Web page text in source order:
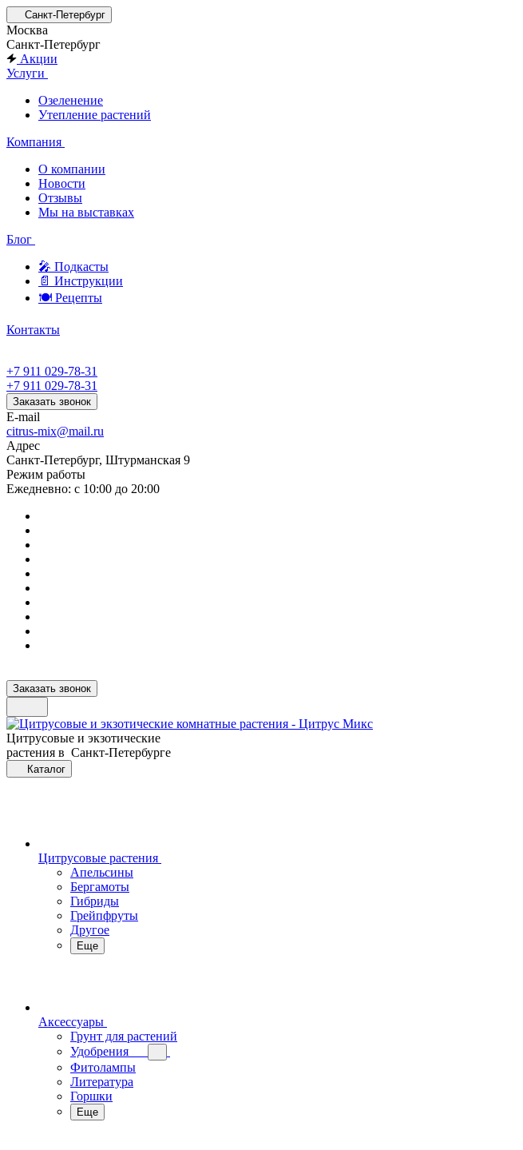
Санкт-Петербург
Москва
Санкт-Петербург
Акции
Услуги
Озеленение
Утепление растений
Компания
О компании
Новости
Отзывы
Мы на выставках
Блог
🎤︎︎ Подкасты
📄 Инструкции
🍽 Рецепты
Контакты
+7 911 029-78-31
+7 911 029-78-31
Заказать звонок
E-mail
citrus-mix@mail.ru
Адрес
Санкт-Петербург, Штурманская 9
Режим работы
Ежедневно: с 10:00 до 20:00
Заказать звонок
Цитрусовые и экзотические
растения в Санкт-Петербурге
Каталог
Цитрусовые растения
Апельсины
Бергамоты
Гибриды
Грейпфруты
Другое
Еще
Аксессуары
Грунт для растений
Удобрения
Фитолампы
Литература
Горшки
Еще